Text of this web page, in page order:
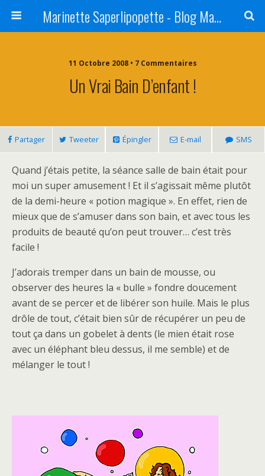
Marinette Saperlipopette - Blog Maman Angers Lifestyle - Ex Expat Montréal
11 Octobre 2008 • 7 Commentaires
Un Vrai Bain D’enfant !
Partager Tweeter Épingler E-mail SMS
Quand j’étais petite, la séance salle de bain était pour
moi un super amusement ! Et il s’agissait même plutôt
de la demi-heure « potion magique ». En effet, rien de
mieux que de s’amuser dans son bain, et avec tous les
produits de beauté qu’on peut trouver… c’est très
facile !
J’adorais tremper dans un bain de mousse, ou
observer des heures la « bulle » fondre doucement
avant de se percer et de libérer son huile. Mais le plus
drôle de tout, c’était bien sûr de récupérer un peu de
tout ça dans un gobelet à dents (le mien était rose
avec un éléphant bleu dessus, il me semble) et de
mélanger le tout !